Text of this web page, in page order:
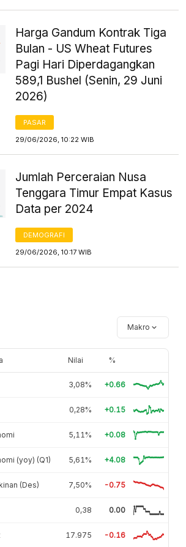
Harga Gandum Kontrak Tiga
Bulan - US Wheat Futures
Pagi Hari Diperdagangkan
589,1 Bushel (Senin, 29 Juni
2026)
PASAR
29/06/2026, 10:22 WIB
Jumlah Perceraian Nusa
Tenggara Timur Empat Kasus
Data per 2024
DEMOGRAFI
29/06/2026, 10:17 WIB
Makro
Nilai %
3,08% +0.66
0,28% +0.15
5,11% +0.08
(yoy) (Q1) 5,61% +4.08
(Des) 7,50% -0.75
0,38 0.00
17.975 -0.16